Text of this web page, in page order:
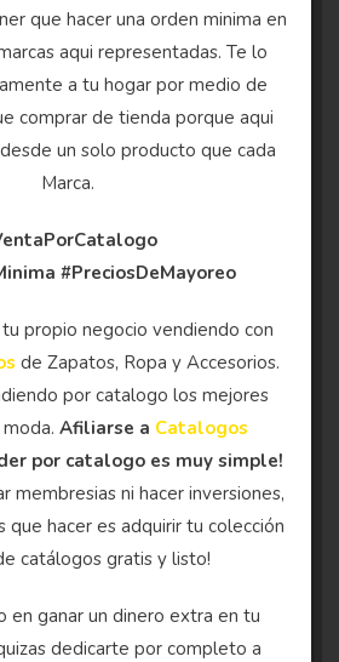
que hacer una orden minima en
aqui representadas. Te lo
a tu hogar por medio de
comprar de tienda porque aqui
un solo producto que cada
Marca.
#PreciosDeMayoreo
propio negocio vendiendo con
de Zapatos, Ropa y Accesorios.
por catalogo los mejores
Afiliarse a Catalogos
por catalogo es muy simple!
membresias ni hacer inversiones,
que hacer es adquirir tu colección
catálogos gratis y listo!
en ganar un dinero extra en tu
dedicarte por completo a